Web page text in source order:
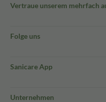
Vertraue unserem mehrfach
Folge uns
Sanicare App
Unternehmen